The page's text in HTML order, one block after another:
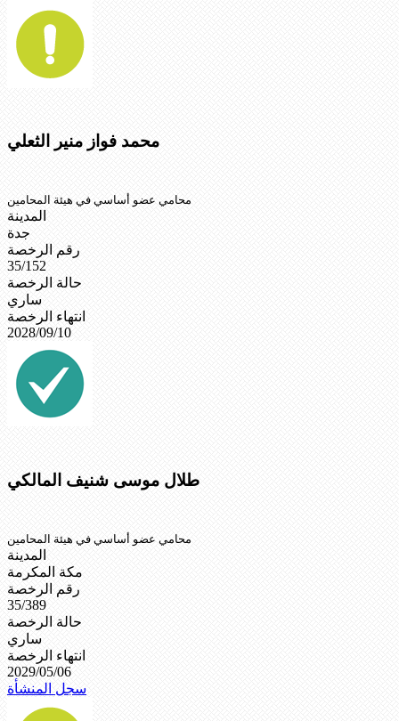
محمد فواز منير الثعلي
محامي عضو أساسي في هيئة المحامين
المدينة
جدة
رقم الرخصة
35/152
حالة الرخصة
ساري
انتهاء الرخصة
2028/09/10
طلال موسى شنيف المالكي
محامي عضو أساسي في هيئة المحامين
المدينة
مكة المكرمة
رقم الرخصة
35/389
حالة الرخصة
ساري
انتهاء الرخصة
2029/05/06
سجل المنشأة